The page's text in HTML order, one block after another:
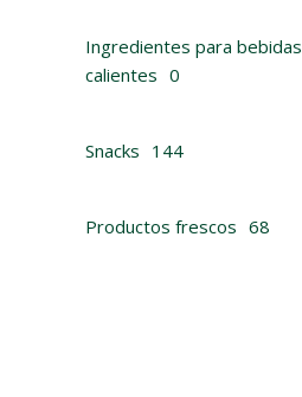
Ingredientes para bebidas
calientes 0
Snacks 144
Productos frescos 68